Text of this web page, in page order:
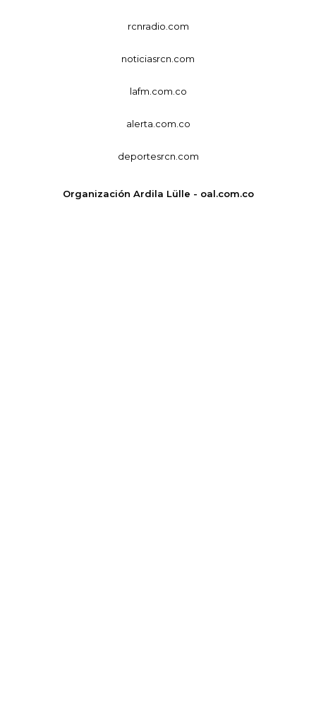
rcnradio.com
noticiasrcn.com
lafm.com.co
alerta.com.co
deportesrcn.com
Organización Ardila Lülle - oal.com.co